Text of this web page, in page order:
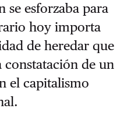
se esforzaba para
hoy importa
de heredar que
constatación de un
el capitalismo